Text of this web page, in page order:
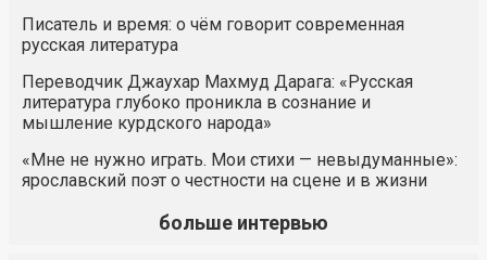
Писатель и время: о чём говорит современная
русская литература
Переводчик Джаухар Махмуд Дарага: «Русская
литература глубоко проникла в сознание и
мышление курдского народа»
«Мне не нужно играть. Мои стихи — невыдуманные»:
ярославский поэт о честности на сцене и в жизни
больше интервью